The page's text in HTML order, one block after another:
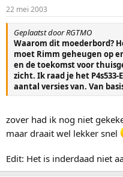
22 mei 2003
Geplaatst door RGTMO
Waarom dit moederbord?
moet Rimm geheugen op
en de toekomst voor
zicht. Ik raad je het
aantal versies van. Van
zover had ik nog niet
maar draait wel lekker snel
Edit: Het is inderdaad niet